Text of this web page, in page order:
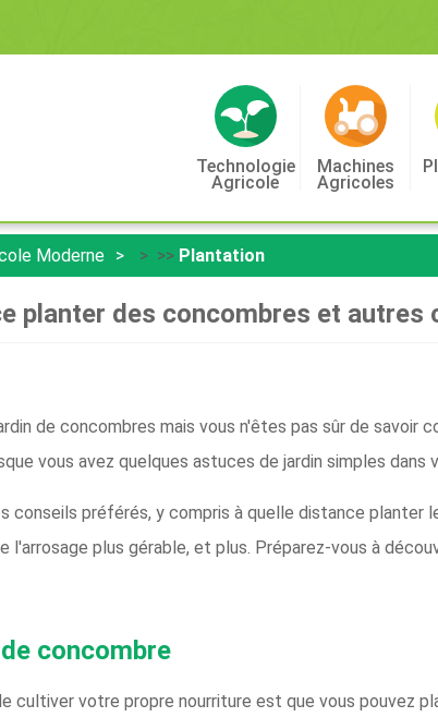
Technologie
Agricole
Machines
Agricoles
Moderne > >> Plantation
planter des concombres et autres
de concombres mais vous n'êtes pas sûr de
vous avez quelques astuces de jardin simples dans
conseils préférés, y compris à quelle distance
l'arrosage plus gérable, et plus. Préparez-vous à
concombre
cultiver votre propre nourriture est que vous pouvez